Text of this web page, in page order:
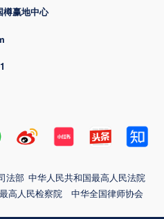
樽赢地中心
法部 中华人民共和国最高人民法院
高人民检察院
中华全国律师协会